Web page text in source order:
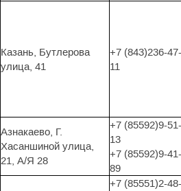
Казань, Бутлерова
улица, 41
+7 (843)236-47-
11
Азнакаево, Г.
Хасаншиной улица,
21, А/Я 28
+7 (85592)9-51-
13
+7 (85592)9-41-
89
+7 (85551)2-48-